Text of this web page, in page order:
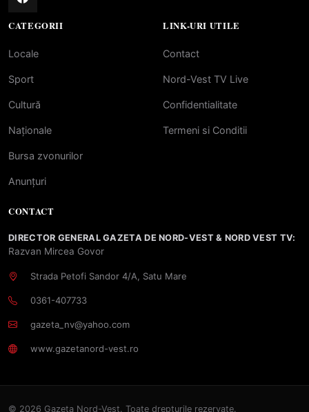
CATEGORII
Locale
Sport
Cultură
Naționale
Bursa zvonurilor
Anunțuri
LINK-URI UTILE
Contact
Nord-Vest TV Live
Confidentialitate
Termeni si Conditii
CONTACT
DIRECTOR GENERAL GAZETA DE NORD-VEST & NORD VEST TV:
Razvan Mircea Govor
Strada Petofi Sandor 4/A, Satu Mare
0361-407733
gazeta_nv@yahoo.com
www.gazetanord-vest.ro
© 2026 Gazeta Nord-Vest. Toate drepturile rezervate.